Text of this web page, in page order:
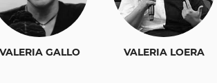
VALERIA GALLO VALERIA LOERA